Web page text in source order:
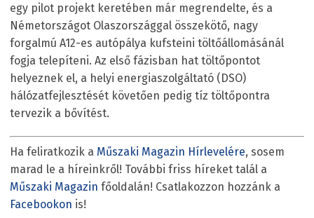
egy pilot projekt keretében már megrendelte, és a
Németországot Olaszországgal összekötő, nagy
forgalmú A12-es autópálya kufsteini töltőállomásánál
fogja telepíteni. Az első fázisban hat töltőpontot
helyeznek el, a helyi energiaszolgáltató (DSO)
hálózatfejlesztését követően pedig tíz töltőpontra
tervezik a bővítést.
Ha feliratkozik a Műszaki Magazin Hírlevelére, sosem
marad le a híreinkről! További friss híreket talál a
Műszaki Magazin főoldalán! Csatlakozzon hozzánk a
Facebookon is!